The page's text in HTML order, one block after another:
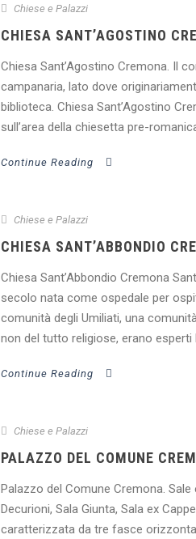
Chiese e Palazzi
CHIESA SANT’AGOSTINO
Chiesa Sant’Agostino Cremona. Il
campanaria, lato dove
biblioteca. Chiesa Sant’Agostino
sull’area della chiesetta pre-
Continue Reading
Chiese e Palazzi
CHIESA SANT’ABBONDIO
Chiesa Sant’Abbondio Cremona
secolo nata come ospedale per
comunità degli Umiliati, una
non del tutto religiose, erano esperti
Continue Reading
Chiese e Palazzi
PALAZZO DEL COMUNE
Palazzo del Comune Cremona.
Decurioni, Sala Giunta, Sala ex
caratterizzata da tre fasce